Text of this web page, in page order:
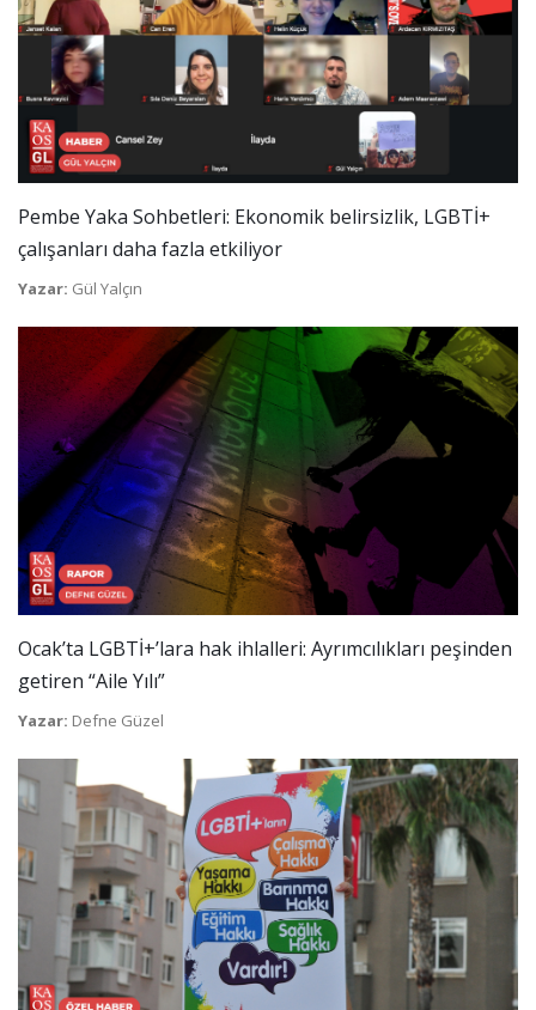
Pembe Yaka Sohbetleri: Ekonomik belirsizlik, LGBTİ+
çalışanları daha fazla etkiliyor
Yazar: Gül Yalçın
Ocak’ta LGBTİ+’lara hak ihlalleri: Ayrımcılıkları peşinden
getiren “Aile Yılı”
Yazar: Defne Güzel